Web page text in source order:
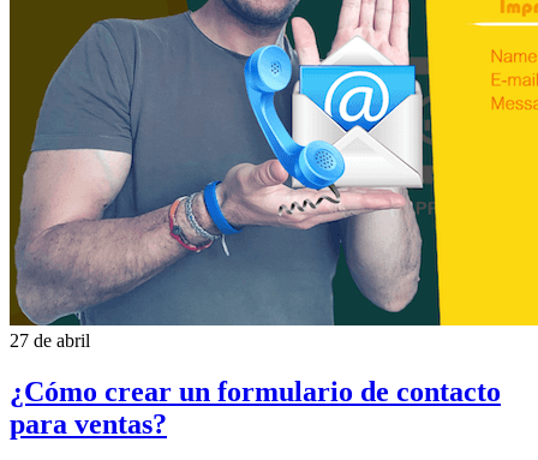
27 de abril
¿Cómo crear un formulario de contacto
para ventas?